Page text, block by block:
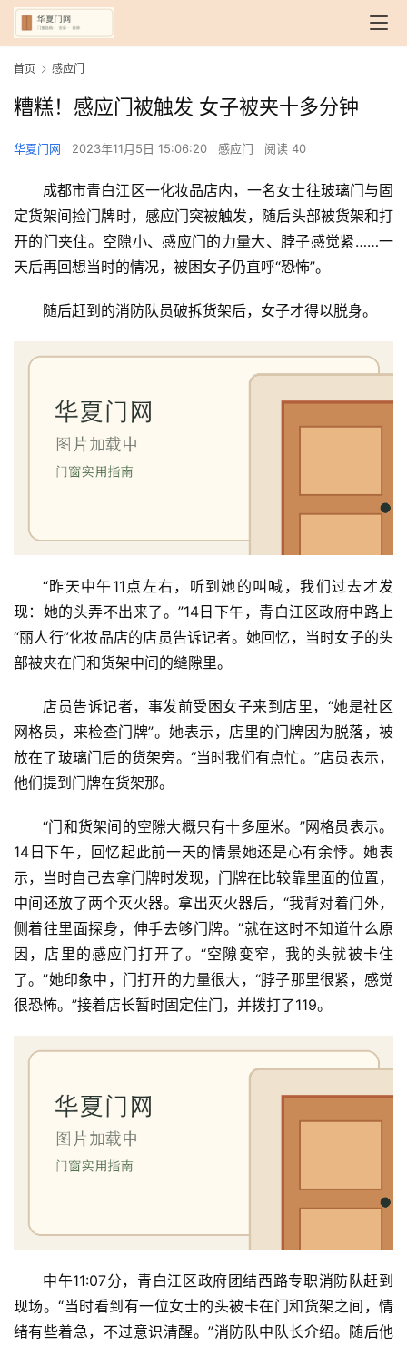
首
页
入
门
庭
院
首页 感应门
糟糕！感应门被触发 女子被夹十多分钟
华夏门网 2023年11月5日 15:06:20 感应门 阅读 40
成都市青白江区一化妆品店内，一名女士往玻璃门与固
定货架间捡门牌时，感应门突被触发，随后头部被货架和打
开的门夹住。空隙小、感应门的力量大、脖子感觉紧……一
天后再回想当时的情况，被困女子仍直呼“恐怖”。
随后赶到的消防队员破拆货架后，女子才得以脱身。
“昨天中午11点左右，听到她的叫喊，我们过去才发
现：她的头弄不出来了。”14日下午，青白江区政府中路上
“丽人行”化妆品店的店员告诉记者。她回忆，当时女子的头
部被夹在门和货架中间的缝隙里。
店员告诉记者，事发前受困女子来到店里，“她是社区
网格员，来检查门牌”。她表示，店里的门牌因为脱落，被
放在了玻璃门后的货架旁。“当时我们有点忙。”店员表示，
他们提到门牌在货架那。
“门和货架间的空隙大概只有十多厘米。”网格员表示。
14日下午，回忆起此前一天的情景她还是心有余悸。她表
示，当时自己去拿门牌时发现，门牌在比较靠里面的位置，
中间还放了两个灭火器。拿出灭火器后，“我背对着门外，
侧着往里面探身，伸手去够门牌。”就在这时不知道什么原
因，店里的感应门打开了。“空隙变窄，我的头就被卡住
了。”她印象中，门打开的力量很大，“脖子那里很紧，感觉
很恐怖。”接着店长暂时固定住门，并拨打了119。
中午11:07分，青白江区政府团结西路专职消防队赶到
现场。“当时看到有一位女士的头被卡在门和货架之间，情
绪有些着急，不过意识清醒。”消防队中队长介绍。随后他